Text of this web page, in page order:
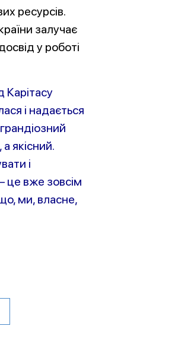
ресурсів.
залучає
у роботі
Карітасу
і надається
якісний.
і
це вже зовсім
ми, власне,